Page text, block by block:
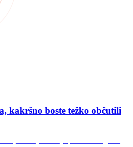
kakršno boste težko občutili